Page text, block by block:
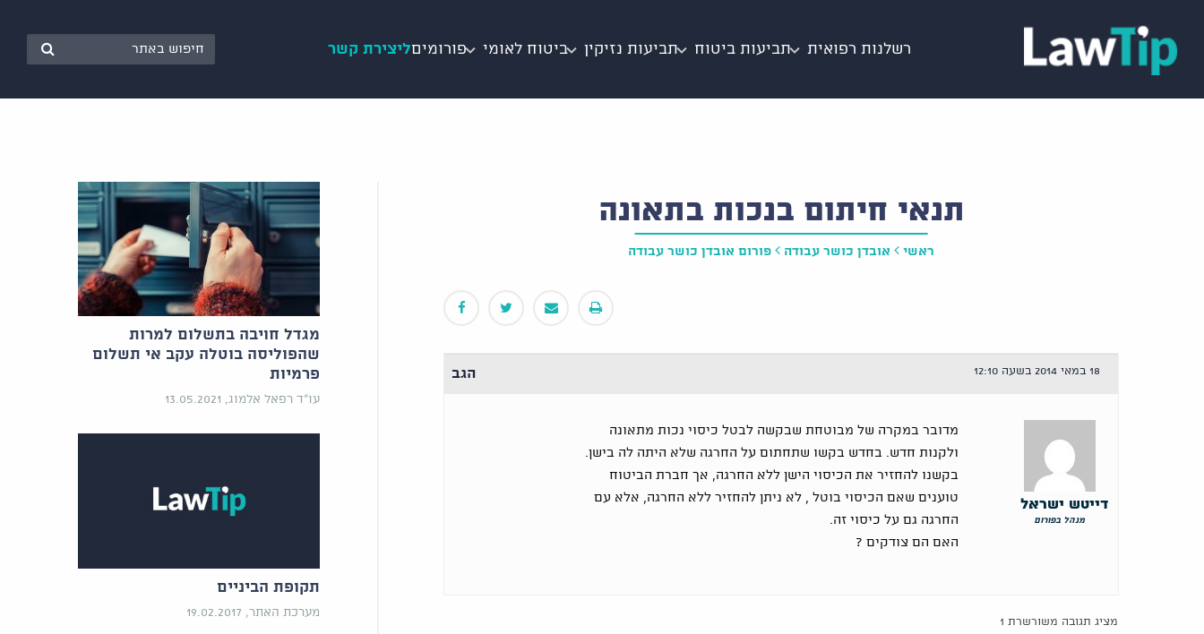
רשלנות רפואית תביעות ביטוח תביעות נזיקין ביטוח לאומי פורומיםליצירת קשר
תנאי חיתום בנכות בתאונה
ראשי אובדן כושר עבודה פורום אובדן כושר עבודה
18 במאי 2014 בשעה 12:10 הגב
דייטש ישראל
מנהל בפורום
מדובר במקרה של מבוטחת שבקשה לבטל כיסוי נכות מתאונה
ולקנות חדש. בחדש בקשו שתחתום על החרגה שלא היתה לה בישן.
בקשנו להחזיר את הכיסוי הישן ללא החרגה, אך חברת הביטוח
טוענים שאם הכיסוי בוטל , לא ניתן להחזיר ללא החרגה, אלא עם
החרגה גם על כיסוי זה.
האם הם צודקים ?
מציג תגובה משורשרת 1
מגדל חויבה בתשלום למרות
שהפוליסה בוטלה עקב אי תשלום
פרמיות
עו"ד רפאל אלמוג, 13.05.2021
תקופת הביניים
מערכת האתר, 19.02.2017